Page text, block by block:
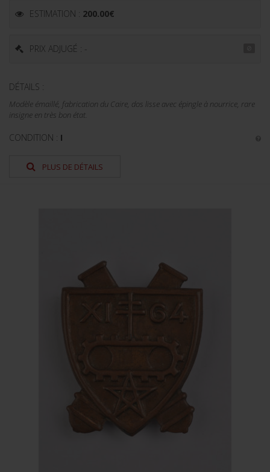
ESTIMATION : 200.00€
PRIX ADJUGÉ : -
DÉTAILS :
Modèle émaillé, fabrication du Caire, dos lisse avec épingle à nourrice, rare
insigne en très bon état.
CONDITION : I
PLUS DE DÉTAILS